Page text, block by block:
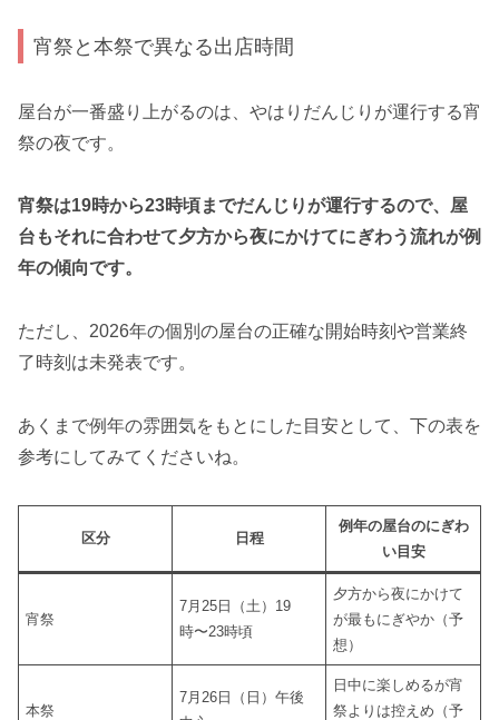
宵祭と本祭で異なる出店時間
屋台が一番盛り上がるのは、やはりだんじりが運行する宵
祭の夜です。
宵祭は19時から23時頃までだんじりが運行するので、屋
台もそれに合わせて夕方から夜にかけてにぎわう流れが例
年の傾向です。
ただし、2026年の個別の屋台の正確な開始時刻や営業終
了時刻は未発表です。
あくまで例年の雰囲気をもとにした目安として、下の表を
参考にしてみてくださいね。
区分 日程
例年の屋台のにぎわ
い目安
宵祭
7月25日（土）19
時〜23時頃
夕方から夜にかけて
が最もにぎやか（予
想）
本祭
7月26日（日）午後
日中に楽しめるが宵
祭よりは控えめ（予